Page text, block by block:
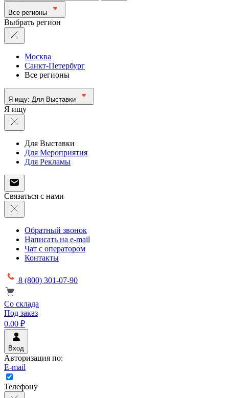
Все регионы
Выбрать регион
Москва
Санкт-Петербург
Все регионы
Я ищу: Для Выставки
Я ищу
Для Выставки
Для Мероприятия
Для Рекламы
Связаться с нами
Обратный звонок
Написать на e-mail
Чат с оператором
Контакты
8 (800) 301-07-90
Со склада
Под заказ
0.00 ₽
Вход
Авторизация по:
E-mail
Телефону